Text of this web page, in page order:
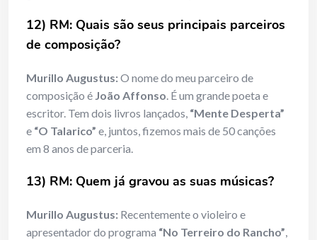
12) RM: Quais são seus principais parceiros
de composição?
Murillo Augustus:O nome do meu parceiro de
composição é João Affonso. É um grande poeta e
escritor. Tem dois livros lançados, “Mente Desperta”
e “O Talarico” e, juntos, fizemos mais de 50 canções
em 8 anos de parceria.
13) RM: Quem já gravou as suas músicas?
Murillo Augustus: Recentemente o violeiro e
apresentador do programa “No Terreiro do Rancho”,